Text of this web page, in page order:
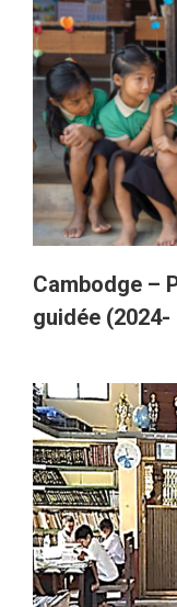
Cambodge –
guidée (2024-